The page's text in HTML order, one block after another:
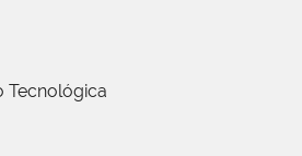
Tecnológica